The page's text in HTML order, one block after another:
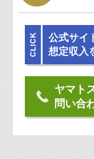
公式サイ
想定収入
ヤマト
問い合